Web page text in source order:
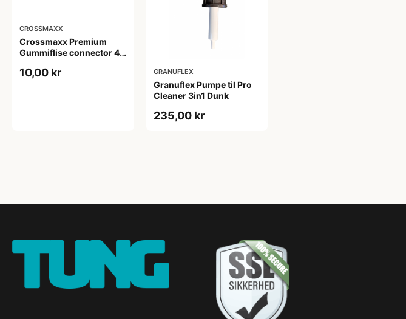
CROSSMAXX
Crossmaxx Premium
Gummiflise connector 4
10,00 kr GRANUFLEX
Granuflex Pumpe til Pro
Cleaner 3in1 Dunk
235,00 kr